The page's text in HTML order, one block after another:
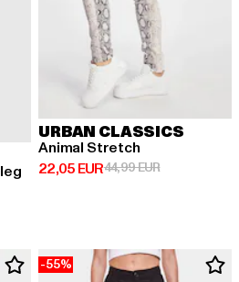
49,99 EUR
URBAN CLASSICS
Animal Stretch
22,05 EUR
Derzeitiger Preis: 22,05 EUR
44,99 EURAktionspreis:
-55%